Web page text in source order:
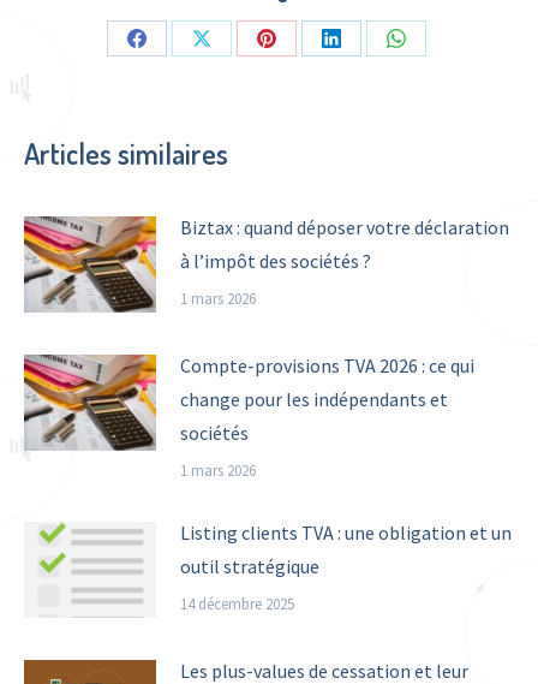
Share
Share
Share
Share
Share
Articles similaires
Biztax : quand déposer votre déclaration
à l’impôt des sociétés ?
1 mars 2026
Compte-provisions TVA 2026 : ce qui
change pour les indépendants et
sociétés
1 mars 2026
Listing clients TVA : une obligation et un
outil stratégique
14 décembre 2025
Les plus-values de cessation et leur